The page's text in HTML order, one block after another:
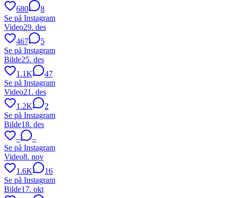
680
8
Se på Instagram
Video29. des
467
5
Se på Instagram
Bilde25. des
1.1K
47
Se på Instagram
Video21. des
1.2K
2
Se på Instagram
Bilde18. des
–
–
Se på Instagram
Video8. nov
1.6K
16
Se på Instagram
Bilde17. okt